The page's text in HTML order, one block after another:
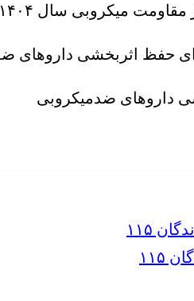
سال ۱۴۰۴ به شرح زیر است: